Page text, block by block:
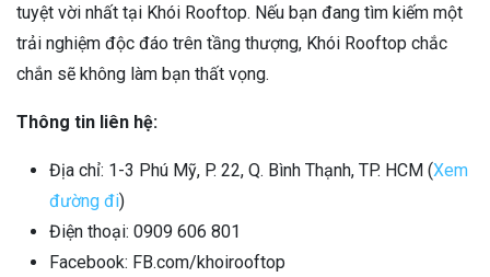
tuyệt vời nhất tại Khói Rooftop. Nếu bạn đang tìm kiếm một
trải nghiệm độc đáo trên tầng thượng, Khói Rooftop chắc
chắn sẽ không làm bạn thất vọng.
Thông tin liên hệ:
Địa chỉ: 1-3 Phú Mỹ, P. 22, Q. Bình Thạnh, TP. HCM (Xem
đường đi)
Điện thoại: 0909 606 801
Facebook: FB.com/khoirooftop